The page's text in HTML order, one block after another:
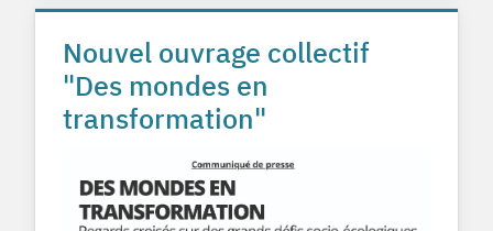
Nouvel ouvrage collectif
"Des mondes en
transformation"